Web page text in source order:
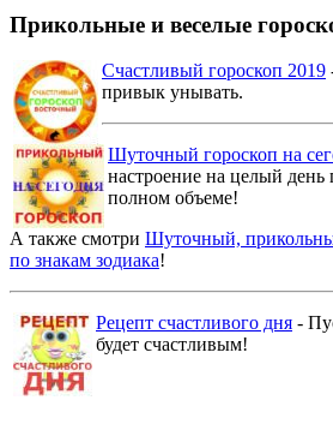
Прикольные и веселые
Счастливый гороскоп 2019
привык унывать.
Шуточный гороскоп на
настроение на целый день
полном объеме!
А также смотри Шуточный,
по знакам зодиака!
Рецепт счастливого дня -
будет счастливым!